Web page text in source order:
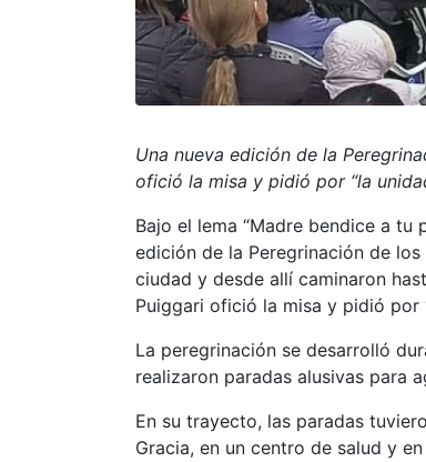
Una nueva edición de la
ofició la misa y pidió por “la
Bajo el lema “Madre bendice a
edición de la Peregrinación de
ciudad y desde allí caminaron
Puiggari ofició la misa y pidió por
La peregrinación se desarrolló
realizaron paradas alusivas para
En su trayecto, las paradas
Gracia, en un centro de salud y